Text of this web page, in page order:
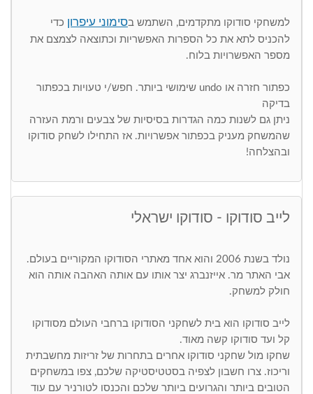
למשחקי סודוקו מתקדמים, השתמש בסימוני עיפרון כדי
להכניס לתא את כל הספרות האפשריות וכתוצאה לצמצם את
מספר האפשרויות בלוח.
כפתור חזרה או undo שימושי ביותר. חפש/י טעויות בכפתור
בדיקה
ניתן גם לשנות כמה הגדרות בסיסיות של צבעים ורמת העזרה
שהמשחק מעניק בכפתור אפשרויות. אז התחילו לשחק סודוקו
ובהצלחה!
לייב סודוקו - סודוקו ישראלי
נולד בשנת 2006 והוא אחד מאתרי הסודוקו המקוריים בעולם.
אבי האתר מר. אייזנברג יצר אותו עם אותה האהבה אותה הוא
חולק למשחק.
לייב סודוקו הוא בית לשחקני הסודוקו ברחבי העולם מסודוקו
קל ועד סודוקו קשה מאוד.
שחקו מול שחקני סודוקו אחרים בתחרות של זריזות מחשבתית
וריכוז. צרו חשבון לצפיה בסטטיסטיקה שלכם, צפו במשחקים
הטובים ביותר והגרועים ביותר שלכם והכנסו לטורניר עם עוד